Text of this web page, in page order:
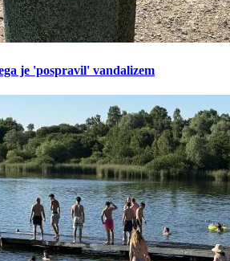
je 'pospravil' vandalizem